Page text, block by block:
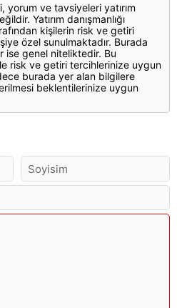
yorum ve tavsiyeleri yatırım
Yatırım danışmanlığı
kişilerin risk ve getiri
özel sunulmaktadır. Burada
ise genel niteliktedir. Bu
risk ve getiri tercihlerinize uygun
burada yer alan bilgilere
beklentilerinize uygun